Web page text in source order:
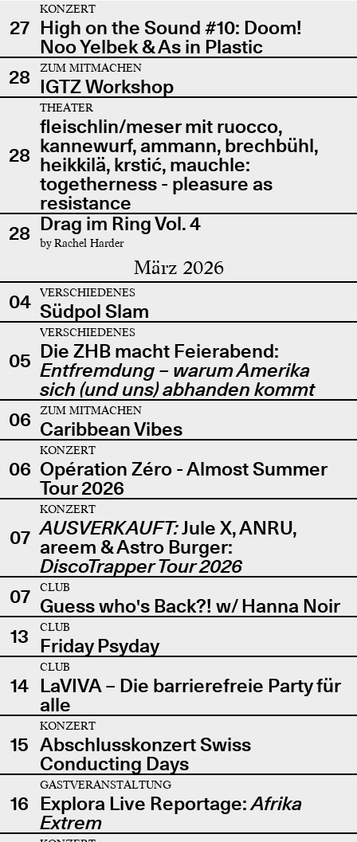
27
KONZERT
High on the Sound #10: Doom!
Noo Yelbek & As in Plastic
28
ZUM MITMACHEN
IGTZ Workshop
28
THEATER
fleischlin/meser mit ruocco,
kannewurf, ammann, brechbühl,
heikkilä, krstić, mauchle:
togetherness - pleasure as
resistance
28 Drag im Ring Vol. 4
by Rachel Harder
März 2026
04 VERSCHIEDENES
Südpol Slam
05
VERSCHIEDENES
Die ZHB macht Feierabend:
Entfremdung – warum Amerika
sich (und uns) abhanden kommt
06
ZUM MITMACHEN
Caribbean Vibes
06
KONZERT
Opération Zéro - Almost Summer
Tour 2026
07
KONZERT
AUSVERKAUFT:Jule X, ANRU,
areem & Astro Burger:
DiscoTrapper Tour 2026
07
CLUB
Guess who's Back?! w/ Hanna Noir
13
CLUB
Friday Psyday
14
CLUB
LaVIVA – Die barrierefreie Party für
alle
15
KONZERT
Abschlusskonzert Swiss
Conducting Days
16
GASTVERANSTALTUNG
Explora Live Reportage:Afrika
Extrem